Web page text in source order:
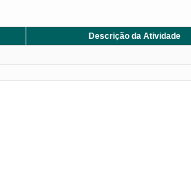
Descrição da Atividade